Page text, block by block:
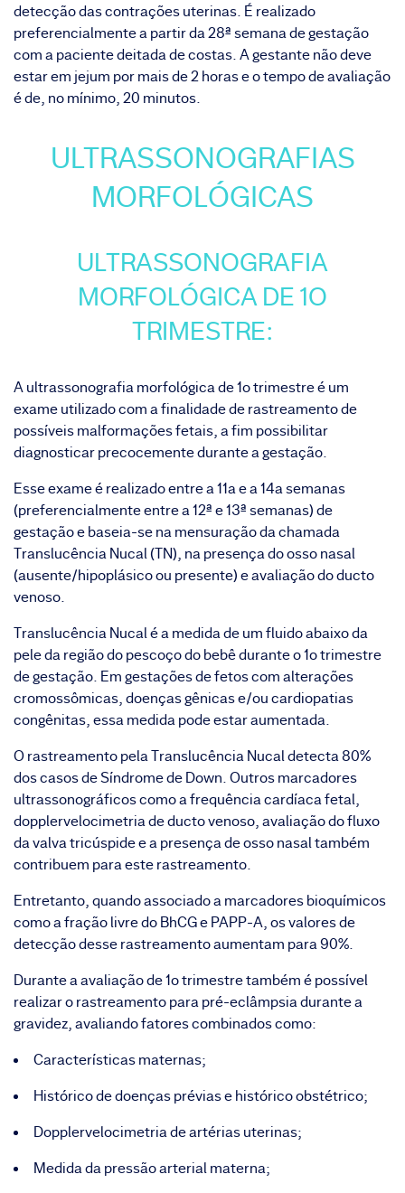
detecção das contrações uterinas. É realizado
preferencialmente a partir da 28ª semana de gestação
com a paciente deitada de costas. A gestante não deve
estar em jejum por mais de 2 horas e o tempo de avaliação
é de, no mínimo, 20 minutos.
ULTRASSONOGRAFIAS
MORFOLÓGICAS
ULTRASSONOGRAFIA
MORFOLÓGICA DE 1O
TRIMESTRE:
A ultrassonografia morfológica de 1o trimestre é um
exame utilizado com a finalidade de rastreamento de
possíveis malformações fetais, a fim possibilitar
diagnosticar precocemente durante a gestação.
Esse exame é realizado entre a 11a e a 14a semanas
(preferencialmente entre a 12ª e 13ª semanas) de
gestação e baseia-se na mensuração da chamada
Translucência Nucal (TN), na presença do osso nasal
(ausente/hipoplásico ou presente) e avaliação do ducto
venoso.
Translucência Nucal é a medida de um fluido abaixo da
pele da região do pescoço do bebê durante o 1o trimestre
de gestação. Em gestações de fetos com alterações
cromossômicas, doenças gênicas e/ou cardiopatias
congênitas, essa medida pode estar aumentada.
O rastreamento pela Translucência Nucal detecta 80%
dos casos de Síndrome de Down. Outros marcadores
ultrassonográficos como a frequência cardíaca fetal,
dopplervelocimetria de ducto venoso, avaliação do fluxo
da valva tricúspide e a presença de osso nasal também
contribuem para este rastreamento.
Entretanto, quando associado a marcadores bioquímicos
como a fração livre do BhCG e PAPP-A, os valores de
detecção desse rastreamento aumentam para 90%.
Durante a avaliação de 1o trimestre também é possível
realizar o rastreamento para pré-eclâmpsia durante a
gravidez, avaliando fatores combinados como:
Características maternas;
Histórico de doenças prévias e histórico obstétrico;
Dopplervelocimetria de artérias uterinas;
Medida da pressão arterial materna;